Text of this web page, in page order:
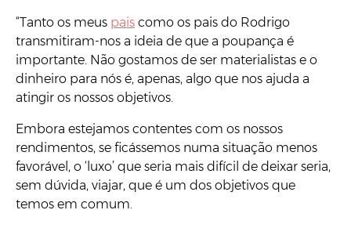
“Tanto os meus pais como os pais do Rodrigo
transmitiram-nos a ideia de que a poupança é
importante. Não gostamos de ser materialistas e o
dinheiro para nós é, apenas, algo que nos ajuda a
atingir os nossos objetivos.
Embora estejamos contentes com os nossos
rendimentos, se ficássemos numa situação menos
favorável, o ‘luxo’ que seria mais difícil de deixar seria,
sem dúvida, viajar, que é um dos objetivos que
temos em comum.